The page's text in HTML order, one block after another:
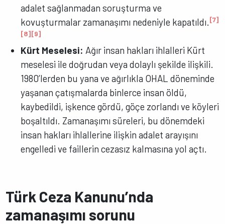
adalet sağlanmadan soruşturma ve
kovuşturmalar zamanaşımı nedeniyle kapatıldı.[7]
[8][9]
Kürt Meselesi: Ağır insan hakları ihlalleri Kürt
meselesi ile doğrudan veya dolaylı şekilde ilişkili.
1980’lerden bu yana ve ağırlıkla OHAL döneminde
yaşanan çatışmalarda binlerce insan öldü,
kaybedildi, işkence gördü, göçe zorlandı ve köyleri
boşaltıldı. Zamanaşımı süreleri, bu dönemdeki
insan hakları ihlallerine ilişkin adalet arayışını
engelledi ve faillerin cezasız kalmasına yol açtı.
Türk Ceza Kanunu’nda
zamanaşımı sorunu